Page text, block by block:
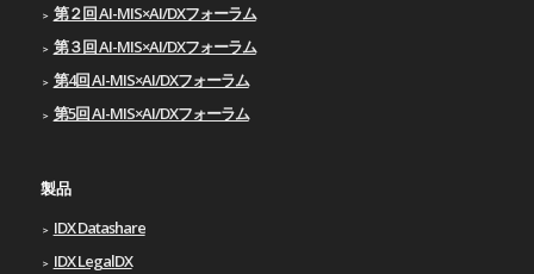
第２回 AI-MIS×AI/DXフォーラム
第３回 AI-MIS×AI/DXフォーラム
第4回 AI-MIS×AI/DXフォーラム
第5回 AI-MIS×AI/DXフォーラム
製品
IDX Datashare
IDX LegalDX